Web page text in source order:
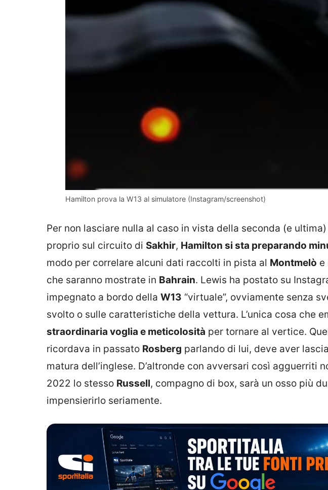
Hamilton prova la W13 al simulatore (Instagram/screenshot)
Per non lasciare nulla al caso in vista della seconda (e
proprio sul circuito di Sakhir, Hamilton si sta preparando
modo per correlare alcuni dati raccolti in pista al Montmelò e
che saranno mostrate in Bahrain. Lewis ha postato su
impegnato a bordo della W13 “virtuale”, ovviamente senza
svolto o sulle caratteristiche della vettura. L’unica cosa che
straordinaria voglia e meticolosità per tornare al vertice.
ricordava in passato Rosberg parlando di lui, deve aver
matura dell’inglese. D’altronde con avversari così agguerriti
2022 lo stesso Russell, compagno di box, sarà un osso più
impensierirlo seriamente.